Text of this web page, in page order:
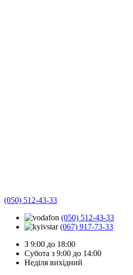
(050) 512-43-33
(050) 512-43-33
(067) 917-73-33
З 9:00 до 18:00
Субота з 9:00 до 14:00
Неділя вихідний